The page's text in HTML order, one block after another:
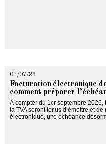
07/07/26
Facturation électronique
comment préparer
À compter du 1er septembre 2026,
la TVA seront tenus d’émettre et
électronique, une échéance